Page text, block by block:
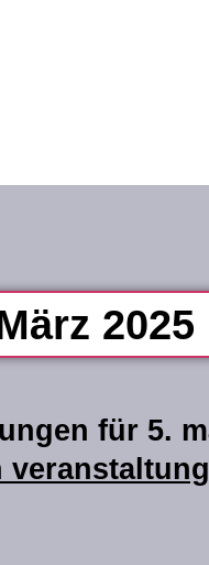
für 5.
2025